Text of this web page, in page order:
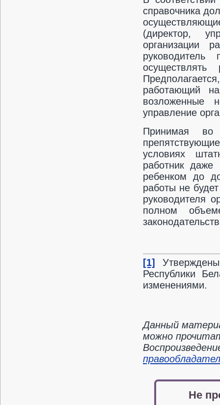
справочника
(директор,
организации
осуществлять
работающий
возложенные
управление
Принимая
условиях
работник
ребенком до
работы не
руководителя
полном
[1]
Республики
изменениями.
Данный
можно
Не